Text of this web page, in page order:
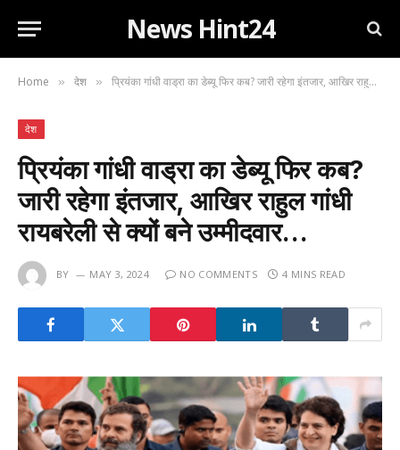
News Hint24
Home » देश » प्रियंका गांधी वाड्रा का डेब्यू फिर कब? जारी रहेगा इंतजार, आखिर राहुल गांधी रायबरेली से क्यों बने उम्मीदवार…
देश
प्रियंका गांधी वाड्रा का डेब्यू फिर कब?
जारी रहेगा इंतजार, आखिर राहुल गांधी
रायबरेली से क्यों बने उम्मीदवार…
BY MAY 3, 2024 NO COMMENTS 4 MINS READ